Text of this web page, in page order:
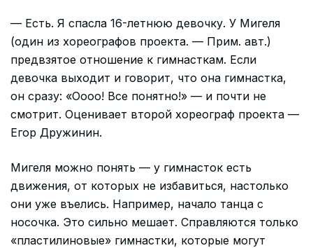
— Есть. Я спасла 16-летнюю девочку. У Мигеля
(один из хореографов проекта. — Прим. авт.)
предвзятое отношение к гимнасткам. Если
девочка выходит и говорит, что она гимнастка,
он сразу: «Оооо! Все понятно!» — и почти не
смотрит. Оценивает второй хореограф проекта —
Егор Дружинин.
Мигеля можно понять — у гимнасток есть
движения, от которых не избавиться, настолько
они уже въелись. Например, начало танца с
носочка. Это сильно мешает. Справляются только
«пластилиновые» гимнастки, которые могут